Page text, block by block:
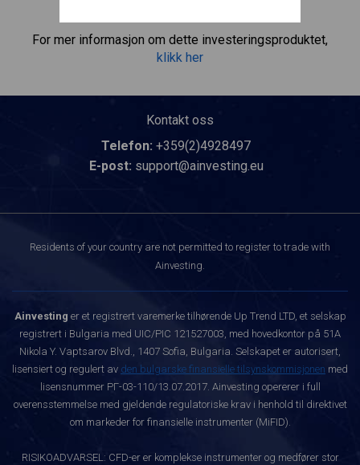
For mer informasjon om dette investeringsproduktet,
klikk her
Kontakt oss
Telefon: +359(2)4928497
E-post: support@ainvesting.eu
Residents of your country are not permitted to register to trade with
Ainvesting.
Ainvesting er et registrert varemerke tilhørende Up Trend LTD, et selskap
registrert i Bulgaria med UIC/PIC 121527003, med hovedkontor på 51A
Nikola Y. Vaptsarov Blvd., 1407 Sofia, Bulgaria. Selskapet er autorisert,
lisensiert og regulert av den bulgarske finansielle tilsynskommisjonen med
lisensnummer РГ-03-110/13.07.2017. Ainvesting opererer i full
overensstemmelse med gjeldende regulatoriske krav i henhold til direktivet
om markeder for finansielle instrumenter (MiFID).
RISIKOADVARSEL: CFD-er er komplekse instrumenter og medfører stor